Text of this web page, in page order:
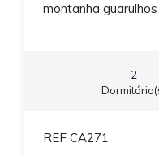
montanha guarulhos
2
REF CA271